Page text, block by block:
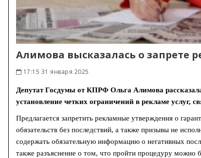
Алимова высказалась о запрете
17:15 31 января 2025
Депутат Госдумы от КПРФ Ольга Алимова
установление четких ограничений в рекламе услуг,
Предлагается запретить рекламные утверждения о
обязательств без последствий, а также призывы не
содержать обязательную информацию о негативных
также разъяснение о том, что пройти процедуру можно